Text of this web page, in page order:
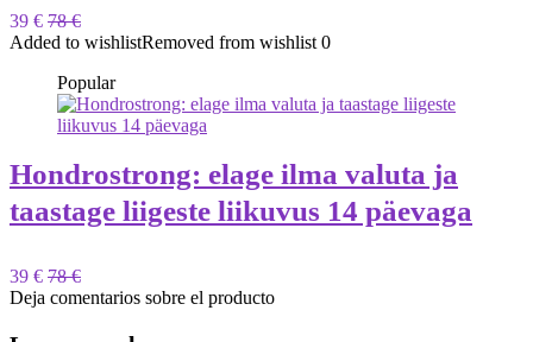
39 € 78 €
Added to wishlistRemoved from wishlist 0
Popular
Hondrostrong: elage ilma valuta ja
taastage liigeste liikuvus 14 päevaga
39 € 78 €
Deja comentarios sobre el producto